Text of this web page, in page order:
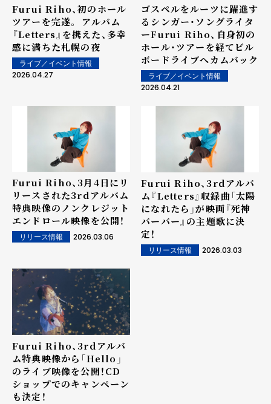
Furui Riho、初のホール
ツアーを完遂。 アルバム
『Letters』を携えた、多幸
感に満ちた札幌の夜
ライブ／イベント情報
2026.04.27
ゴスペルをルーツに躍進す
るシンガー・ソングライタ
ーFurui Riho、自身初の
ホール・ツアーを経てビル
ボードライブへカムバック
ライブ／イベント情報
2026.04.21
Furui Riho、3月4日にリ
リースされた3rdアルバム
特典映像のノンクレジット
エンドロール映像を公開！
リリース情報 2026.03.06
Furui Riho、3rdアルバ
ム『Letters』収録曲「太陽
になれたら」が映画『死神
バーバー』の主題歌に決
定！
リリース情報 2026.03.03
Furui Riho、3rdアルバ
ム特典映像から「Hello」
のライブ映像を公開！CD
ショップでのキャンペーン
も決定！